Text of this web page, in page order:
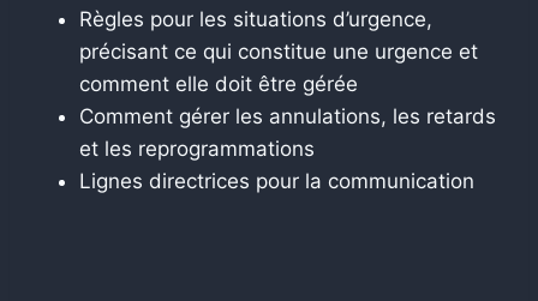
Règles pour les situations d’urgence,
précisant ce qui constitue une urgence et
comment elle doit être gérée
Comment gérer les annulations, les retards
et les reprogrammations
Lignes directrices pour la communication